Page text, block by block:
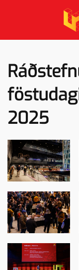
Skip to main
2025